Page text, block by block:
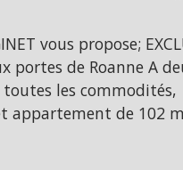
vous propose;
portes de Roanne A
les commodités,
appartement de 102